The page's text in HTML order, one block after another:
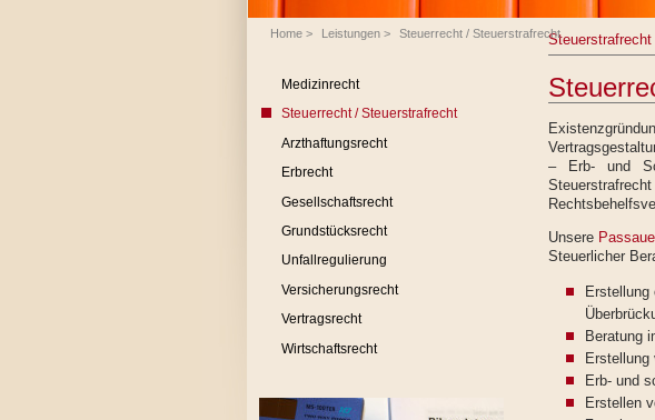
Home> Leistungen> Steuerrecht / Steuerstrafrecht
Medizinrecht
Steuerrecht / Steuerstrafrecht
Arzthaftungsrecht
Erbrecht
Gesellschaftsrecht
Grundstücksrecht
Unfallregulierung
Versicherungsrecht
Vertragsrecht
Wirtschaftsrecht
– Erb- und
Unsere
Steuerlicher
Erstellung
Beratung
Erstellung
Erb- und
Erstellen